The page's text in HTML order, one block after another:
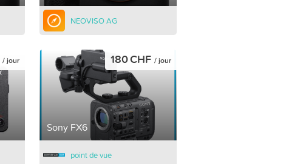
NEOVISO AG
/ jour
Sony FX6
180 CHF / jour
point de vue